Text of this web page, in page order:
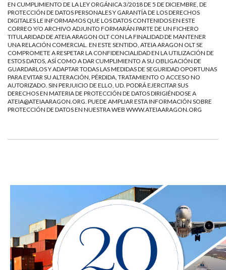
EN CUMPLIMIENTO DE LA LEY ORGÁNICA 3/2018 DE 5 DE DICIEMBRE, DE
PROTECCIÓN DE DATOS PERSONALES Y GARANTÍA DE LOS DERECHOS
DIGITALES LE INFORMAMOS QUE LOS DATOS CONTENIDOS EN ESTE
CORREO Y/O ARCHIVO ADJUNTO FORMARÁN PARTE DE UN FICHERO
TITULARIDAD DE ATEIA ARAGON OLT CON LA FINALIDAD DE MANTENER
UNA RELACIÓN COMERCIAL. EN ESTE SENTIDO, ATEIA ARAGON OLT SE
COMPROMETE A RESPETAR LA CONFIDENCIALIDAD EN LA UTILIZACIÓN DE
ESTOS DATOS, ASÍ COMO A DAR CUMPLIMIENTO A SU OBLIGACIÓN DE
GUARDARLOS Y ADAPTAR TODAS LAS MEDIDAS DE SEGURIDAD OPORTUNAS
PARA EVITAR SU ALTERACIÓN, PÉRDIDA, TRATAMIENTO O ACCESO NO
AUTORIZADO. SIN PERJUICIO DE ELLO, UD. PODRÁ EJERCITAR SUS
DERECHOS EN MATERIA DE PROTECCIÓN DE DATOS DIRIGIÉNDOSE A
ATEIA@ATEIAARAGON.ORG. PUEDE AMPLIAR ESTA INFORMACIÓN SOBRE
PROTECCIÓN DE DATOS EN NUESTRA WEB WWW.ATEIAARAGON.ORG